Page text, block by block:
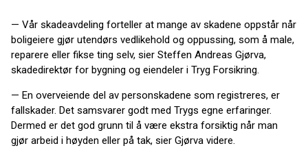
— Vår skadeavdeling forteller at mange av skadene oppstår når
boligeiere gjør utendørs vedlikehold og oppussing, som å male,
reparere eller fikse ting selv, sier Steffen Andreas Gjørva,
skadedirektør for bygning og eiendeler i Tryg Forsikring.
— En overveiende del av personskadene som registreres, er
fallskader. Det samsvarer godt med Trygs egne erfaringer.
Dermed er det god grunn til å være ekstra forsiktig når man
gjør arbeid i høyden eller på tak, sier Gjørva videre.